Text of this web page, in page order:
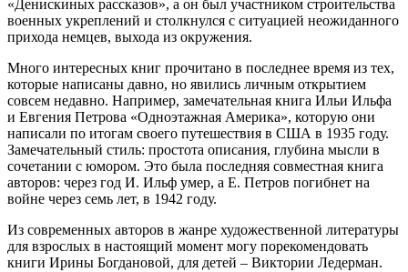
«Денискиных рассказов», а он был участником строительства
военных укреплений и столкнулся с ситуацией неожиданного
прихода немцев, выхода из окружения.
Много интересных книг прочитано в последнее время из тех,
которые написаны давно, но явились личным открытием
совсем недавно. Например, замечательная книга Ильи Ильфа
и Евгения Петрова «Одноэтажная Америка», которую они
написали по итогам своего путешествия в США в 1935 году.
Замечательный стиль: простота описания, глубина мысли в
сочетании с юмором. Это была последняя совместная книга
авторов: через год И. Ильф умер, а Е. Петров погибнет на
войне через семь лет, в 1942 году.
Из современных авторов в жанре художественной литературы
для взрослых в настоящий момент могу порекомендовать
книги Ирины Богдановой, для детей – Виктории Ледерман.